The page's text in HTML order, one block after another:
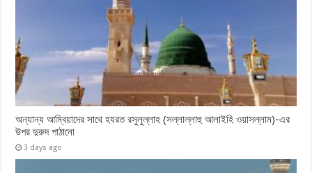
অন্যান্য আম্বিয়াদের সাথে হযরত রসুলুল্লাহ (সল্লাল্লাহু ‎আলাইহি ওয়াসল্লাম)-এর
উপর দুরুদ ‎পাঠানো
3 days ago